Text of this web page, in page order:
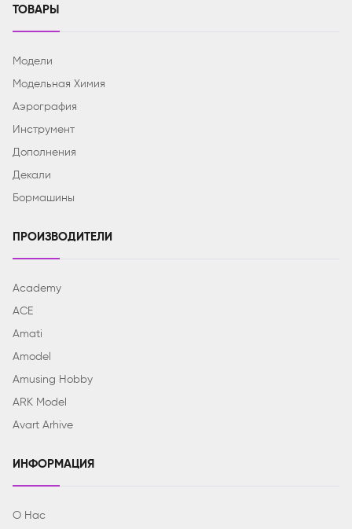
ТОВАРЫ
Модели
Модельная Химия
Аэрография
Инструмент
Дополнения
Декали
Бормашины
ПРОИЗВОДИТЕЛИ
Academy
ACE
Amati
Amodel
Amusing Hobby
ARK Model
Avart Arhive
ИНФОРМАЦИЯ
О Нас